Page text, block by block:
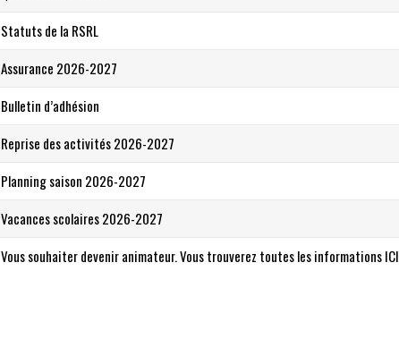
Statuts de la RSRL
Assurance 2026-2027
Bulletin d’adhésion
Reprise des activités 2026-2027
Planning saison 2026-2027
Vacances scolaires 2026-2027
Vous souhaiter devenir animateur. Vous trouverez toutes les informations ICI